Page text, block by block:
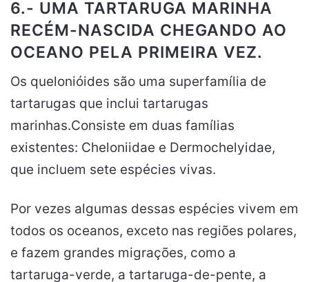
6.- UMA TARTARUGA MARINHA
RECÉM-NASCIDA CHEGANDO AO
OCEANO PELA PRIMEIRA VEZ.
Os quelonióides são uma superfamília de
tartarugas que inclui tartarugas
marinhas.Consiste em duas famílias
existentes: Cheloniidae e Dermochelyidae,
que incluem sete espécies vivas.
Por vezes algumas dessas espécies vivem em
todos os oceanos, exceto nas regiões polares,
e fazem grandes migrações, como a
tartaruga-verde, a tartaruga-de-pente, a